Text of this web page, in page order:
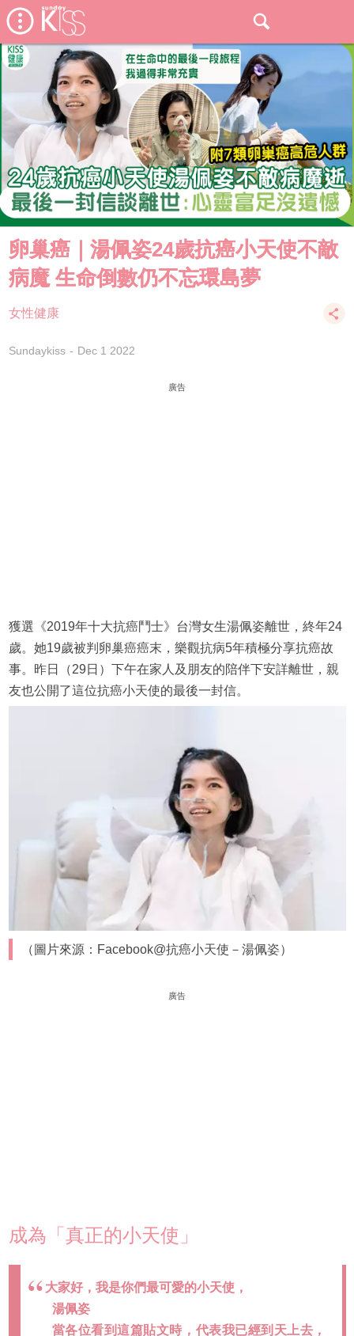
卵巢癌｜湯佩姿24歲抗癌小天使不敵
病魔 生命倒數仍不忘環島夢
女性健康
Sundaykiss Dec 1 2022
廣告
獲選《2019年十大抗癌鬥士》台灣女生湯佩姿離世，終年24
歲。她19歲被判卵巢癌癌末，樂觀抗病5年積極分享抗癌故
事。昨日（29日）下午在家人及朋友的陪伴下安詳離世，親
友也公開了這位抗癌小天使的最後一封信。
（圖片來源：Facebook@抗癌小天使－湯佩姿）
廣告
成為「真正的小天使」
大家好，我是你們最可愛的小天使，
湯佩姿
當各位看到這篇貼文時，代表我已經到天上去，